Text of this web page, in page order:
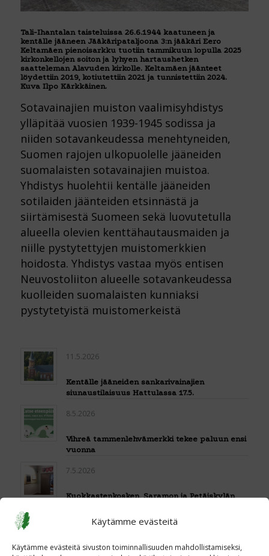
Käytämme evästeitä
Käytämme evästeitä sivuston toiminnallisuuden mahdollistamiseksi,
Tali-Ihantalan taisteluissa 26.6.1944 kaatuneen ja
kentälle jääneen Jääkäripataljoona 3:n jääkäri Eero
Keltamäen pienoisarkku tuotiin tammikuun lopulla 2025
kirkonkellojen soiton ja lyhyen hartaushetken
saatteleman Alavuden kirkolle. Keltamäen jäänteet
löydettiin 2019, kotiutettiin 2021 ja tunnistettiin 2024.
Kuva Ilpo Kärkkäinen.
Sotavainajien muiston vaalimisyhdistys
ylläpitää vuosien 1939-1945 sodissa ja
niiden sotavankeudessa menehtyneiden,
Suomen rajojen ulkopuolelle jääneiden
suomalaisten sotavainajien muistoa.
Yhdistys huolehtii kentälle jääneiden
sotilaiden jäänteiden etsinnästä ja
siirtämisestä Suomeen sekä luovutetulla
alueella olevien kenttähautausmaiden ja
niille pystytettyjen muistomerkkien
hoidosta. Yhdistys vastaa myös entisen
Neuvostoliiton alueelle sotavankeudessa
kuolleiden suomalaisten kunniaksi
pystytetyistä muistomerkeistä
11.5.2026
Kentälle jääneiden sankarivainajien
siunaustilaisuus Hattulassa 17.5.
8.5.2026
Vihreä tammenlehvämerkki tekee paluun ensi
vuonna
7.5.2026
Kuokkastenkosken, Saramon ja Petäiskylän
julkistamistilaisuus